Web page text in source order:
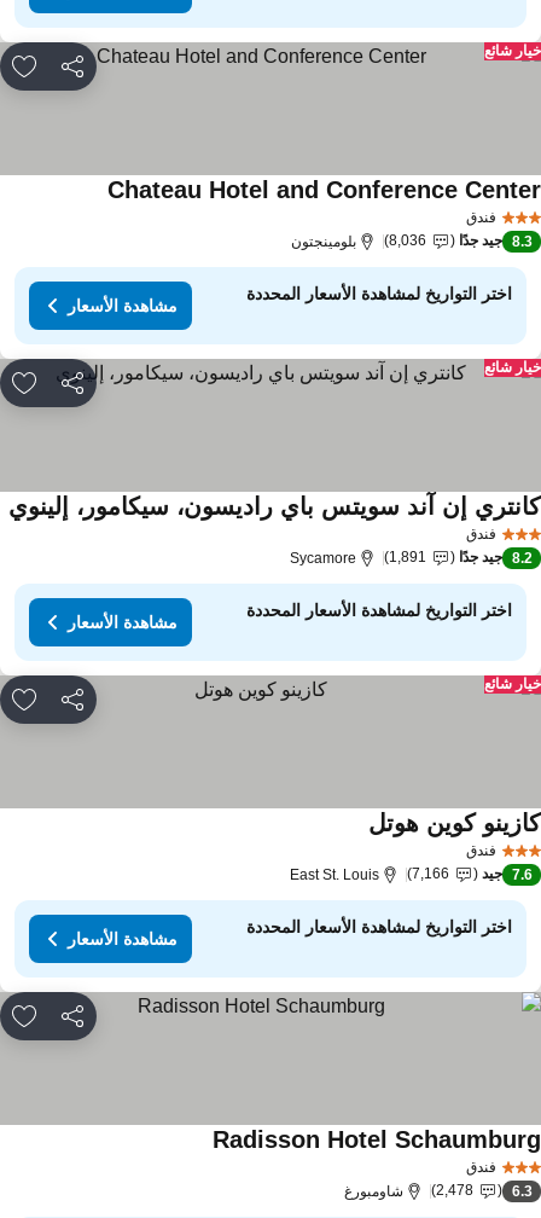
مشاركة
شائع
فندق
Chateau Hotel and Conference
8.3 جيد جدًا 8,036 بلومينجتون
اختر التواريخ لمشاهدة الأسعار المحددة
مشاهدة الأسعار
مشاركة
شائع
فندق
إن آند سويتس باي راديسون، سيكامور، إلينوي
8.2 جيد جدًا 1,891
Sycamore
اختر التواريخ لمشاهدة الأسعار المحددة
مشاهدة الأسعار
مشاركة
شائع
فندق
كوين هوتل
7.6 جيد 7,166
East St. Louis
اختر التواريخ لمشاهدة الأسعار المحددة
مشاهدة الأسعار
مشاركة
فندق
Radisson Hotel
6.3
2,478 شاومبورغ